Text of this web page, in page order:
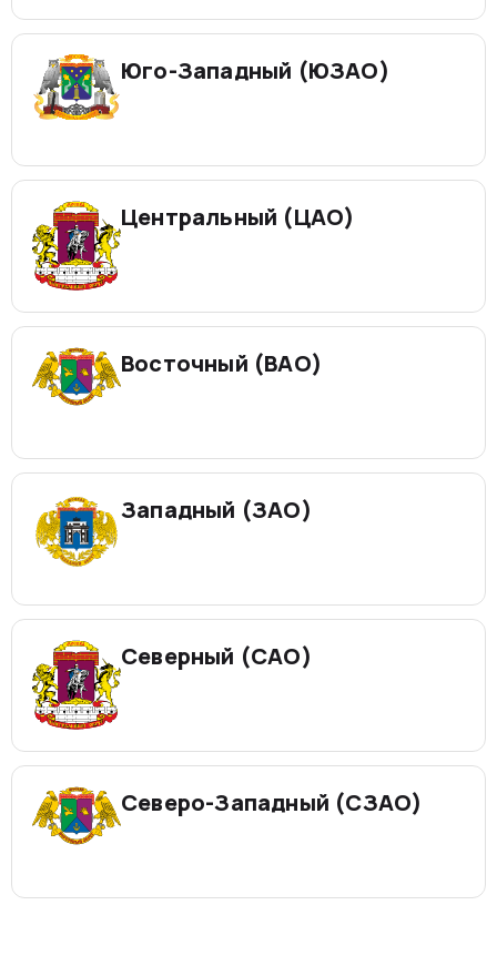
Юго-Западный (ЮЗАО)
Центральный (ЦАО)
Восточный (ВАО)
Западный (ЗАО)
Северный (САО)
Северо-Западный (СЗАО)